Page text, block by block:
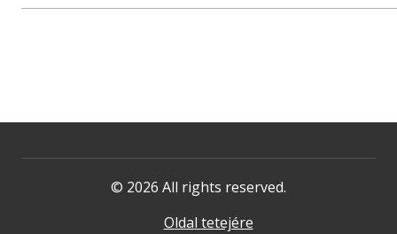
© 2026 All rights reserved.
Oldal tetejére